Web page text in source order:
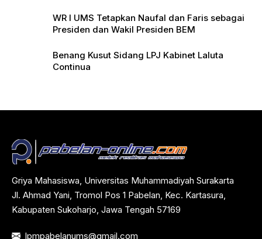
WR I UMS Tetapkan Naufal dan Faris sebagai
Presiden dan Wakil Presiden BEM
Benang Kusut Sidang LPJ Kabinet Laluta
Continua
Griya Mahasiswa, Universitas Muhammadiyah Surakarta
Jl. Ahmad Yani, Tromol Pos 1 Pabelan, Kec. Kartasura,
Kabupaten Sukoharjo, Jawa Tengah 57169
lpmpabelanums@gmail.com